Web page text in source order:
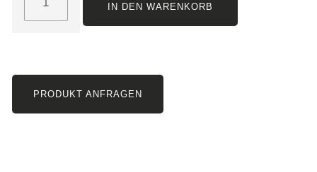
IN DEN WARENKORB
PRODUKT ANFRAGEN